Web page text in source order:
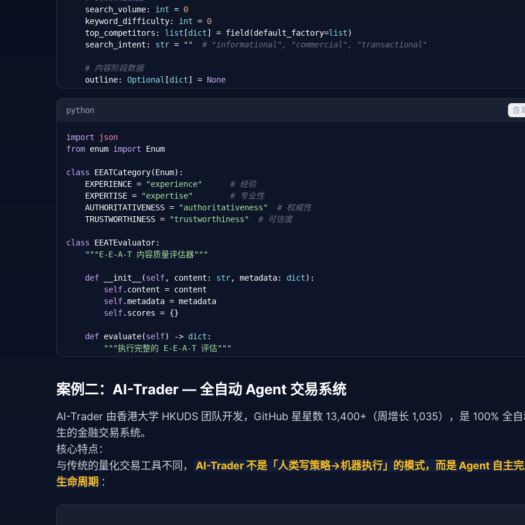
    search_volume:
int = 0
    keyword_difficulty:
int = 0
    top_competitors:
list [dict] = field(default_factory=list)
    search_intent:
str = "" # "informational", "commercial", "transactional"
# 内容阶段数据
    outline:
Optional [dict] = None
    draft:
Optional[str] = None
    readability_score:
# 发布阶段数据
    published_url:
Optional
    ga4_clicks:
int = 0
    ga4_ctr:
float = 0.0
def calculate_competitive_gap(self) -> dict :
"""计算竞争差距，找出内容机会"""
return {
        competitor_topics = set()
for comp in self.top_competitors:
            competitor_topics.update(comp.get(
        all_subtopics =
self._get_related_subtopics()
        gaps = [t
for t in all_subtopics
"content_gaps"
: gaps[:5], # Top 5 机会
"avg_competitor_score": sum(
            ) / len(
self.top_competitors),
"target_score"
        }
def _get_related_subtopics(self) -> list [ str]:
"""获取相关子话题（模拟）"""
python
import
json
from enum import Enum
class EEATCategory(Enum):
    EXPERIENCE =
"experience"
# 经验
    EXPERTISE =
"expertise"
# 专业性
    AUTHORITATIVENESS =
"authoritativeness"
# 权威性
    TRUSTWORTHINESS =
"trustworthiness" # 可信度
class EEATEvaluator:
"""E-E-A-T 内容质量评估器"""
def __init__(self, content: str, metadata: dict):
self.content = content
self.metadata = metadata
self.scores = {}
def evaluate(self) -> dict :
"""执行完整的 E-E-A-T 评估"""
self.scores["experience"] = self._check_experience()
self .scores[ "authoritativeness" ] = self
._check_authoritativeness()
self.scores["trustworthiness"] = self ._check_trustworthiness()
        overall = sum(
self.scores.values()) / len(self.scores)
"breakdown" : {k.value: v for k, v in self.scores.items()},
案例二：AI-Trader — 全自动 Agent 交易系统
AI-Trader 由香港大学 HKUDS 团队开发，GitHub 星星数 13,400+（周增长 1,035），是 100% 全
生的金融交易系统。
核心特点：
与传统的量化交易工具不同， AI-Trader 不是「人类写策略→机器执行」的模式，而是 Agent 自主
生命周期 ：